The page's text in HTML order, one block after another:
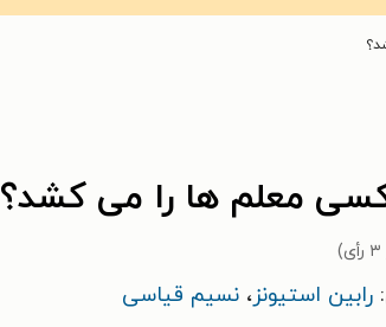
معلم ها را می کشد؟
رابین استیونز، نسیم قیاسی